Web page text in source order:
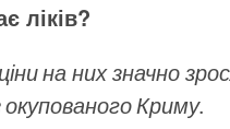
ліків?
на них значно
Криму.